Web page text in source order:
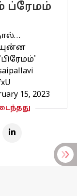
ப்ரேமம்
15, 2023